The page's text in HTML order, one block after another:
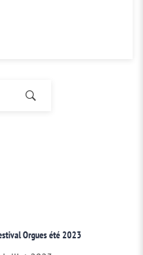
Orgues été 2023